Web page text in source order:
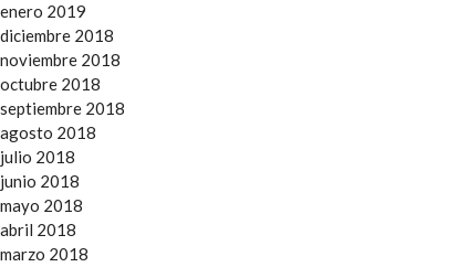
enero 2019
diciembre 2018
noviembre 2018
octubre 2018
septiembre 2018
agosto 2018
julio 2018
junio 2018
mayo 2018
abril 2018
marzo 2018